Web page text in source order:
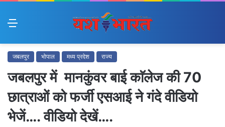
Menu
जबलपुर भोपाल मध्य प्रदेश राज्य
जबलपुर में मानकुंवर बाई काॅलेज की 70
छात्राओं को फर्जी एसआई ने गंदे वीडियो
भेजें…. वीडियो देखें….